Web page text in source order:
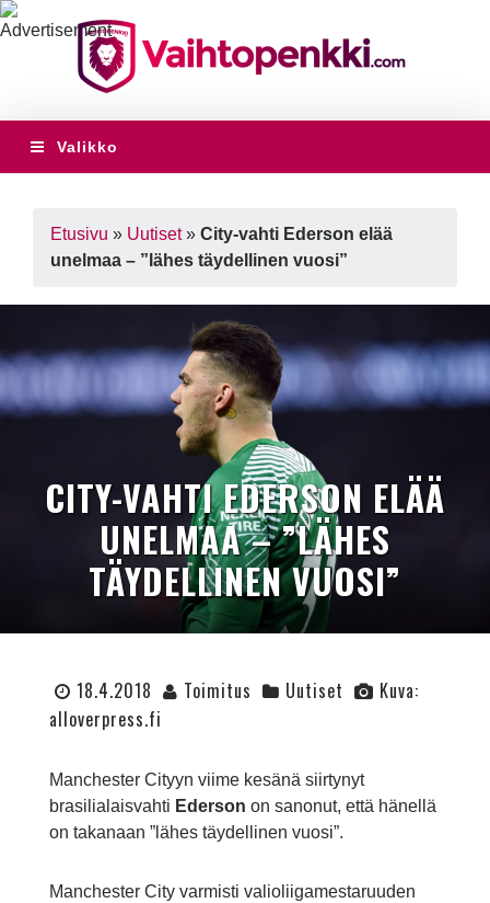
Valikko
Etusivu » Uutiset» City-vahti Ederson elää
unelmaa – ”lähes täydellinen vuosi”
CITY-VAHTI EDERSON ELÄÄ
UNELMAA – ”LÄHES
TÄYDELLINEN VUOSI”
18.4.2018 Toimitus Uutiset
Kuva:
alloverpress.fi
Manchester Cityyn viime kesänä siirtynyt
brasilialaisvahti Ederson on sanonut, että hänellä
on takanaan ”lähes täydellinen vuosi”.
Manchester City varmisti valioliigamestaruuden